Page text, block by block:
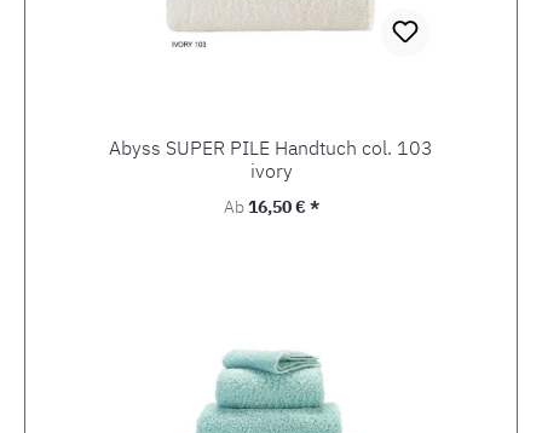
Abyss SUPER PILE Handtuch col. 103
ivory
Regulärer Preis:
Ab16,50 € *